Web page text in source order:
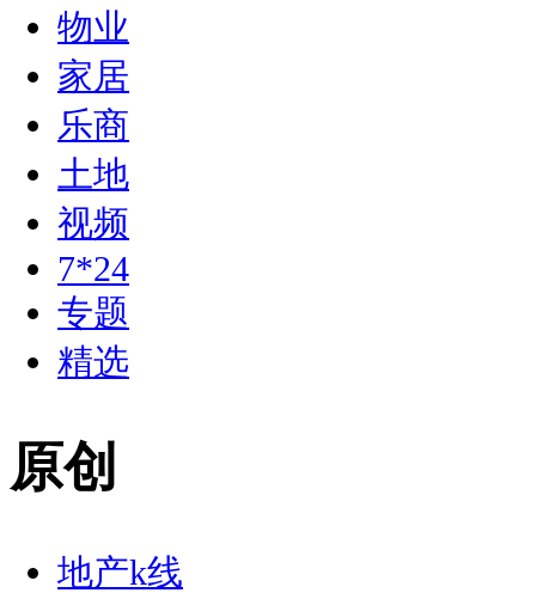
物业
家居
乐商
土地
视频
7*24
专题
精选
原创
地产k线